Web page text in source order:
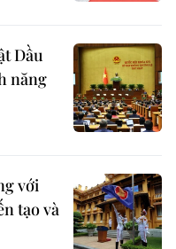
Dầu
năng
với
tạo và